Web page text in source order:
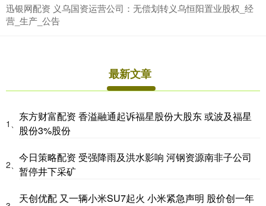
迅银网配资 义乌国资运营公司：无偿划转义乌恒阳置业股权_经
营_生产_公告
最新文章
1、
东方财富配资 香溢融通起诉福星股份大股东 或波及福星
股份3%股份
2、
今日策略配资 受强降雨及洪水影响 河钢资源南非子公司
暂停井下采矿
天创优配 又一辆小米SU7起火 小米紧急声明 股价创一年